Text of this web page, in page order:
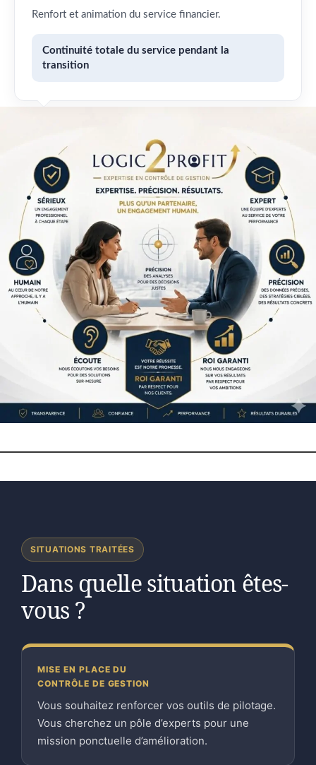
Renfort et animation du service financier.
Continuité totale du service pendant la
transition
SITUATIONS TRAITÉES
Dans quelle situation êtes-
vous ?
MISE EN PLACE DU
CONTRÔLE DE GESTION
Vous souhaitez renforcer vos outils de pilotage.
Vous cherchez un pôle d’experts pour une
mission ponctuelle d’amélioration.